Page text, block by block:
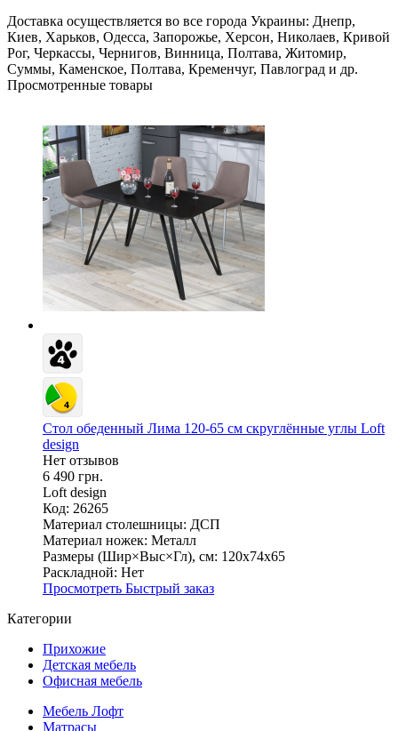
Доставка осуществляется во все города Украины: Днепр,
Киев, Харьков, Одесса, Запорожье, Херсон, Николаев, Кривой
Рог, Черкассы, Чернигов, Винница, Полтава, Житомир,
Суммы, Каменское, Полтава, Кременчуг, Павлоград и др.
Просмотренные товары
Стол обеденный Лима 120-65 см скруглённые углы Loft
design
Нет отзывов
6 490 грн.
Loft design
Код: 26265
Материал столешницы: ДСП
Материал ножек: Металл
Размеры (Шир×Выс×Гл), см: 120х74х65
Раскладной: Нет
Просмотреть Быстрый заказ
Категории
Прихожие
Детская мебель
Офисная мебель
Мебель Лофт
Матрасы